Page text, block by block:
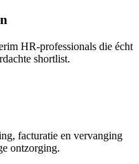
HR-professionals die écht
shortlist.
facturatie en vervanging
ontzorging.